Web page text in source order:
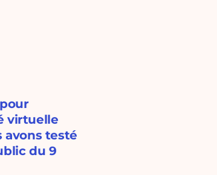
virtuelle
avons testé
du 9